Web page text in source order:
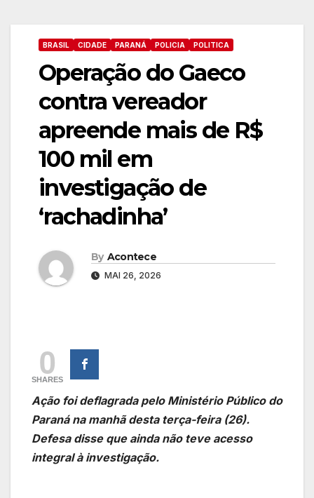
BRASIL CIDADE PARANÁ POLICIA POLITICA
Operação do Gaeco
contra vereador
apreende mais de R$
100 mil em
investigação de
‘rachadinha’
By Acontece
MAI 26, 2026
0
SHARES
Ação foi deflagrada pelo Ministério Público do
Paraná na manhã desta terça-feira (26).
Defesa disse que ainda não teve acesso
integral à investigação.